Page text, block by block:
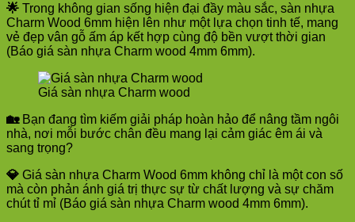
🌟 Trong không gian sống hiện đại đầy màu sắc, sàn nhựa
Charm Wood 6mm hiện lên như một lựa chọn tinh tế, mang
vẻ đẹp vân gỗ ấm áp kết hợp cùng độ bền vượt thời gian
(Báo giá sàn nhựa Charm wood 4mm 6mm).
Giá sàn nhựa Charm wood
🏡Bạn đang tìm kiếm giải pháp hoàn hảo để nâng tầm ngôi
nhà, nơi mỗi bước chân đều mang lại cảm giác êm ái và
sang trọng?
💎 Giá sàn nhựa Charm Wood 6mm không chỉ là một con số
mà còn phản ánh giá trị thực sự từ chất lượng và sự chăm
chút tỉ mỉ (Báo giá sàn nhựa Charm wood 4mm 6mm).